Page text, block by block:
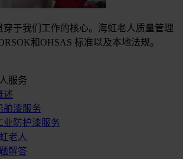
穿于我们工作的核心。海虹老人质量管理
和OHSAS 标准以及本地法规。
服务
述
舶漆服务
业防护漆服务
老人
解答